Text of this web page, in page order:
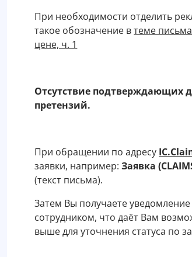
При необходимости отделить
такое обозначение втеме
цене, ч. 1
Отсутствие подтверждающих
претензий.
При обращении по адресу
заявки, например:Заявка
(текст письма).
Затем Вы получаете
сотрудником, что даёт Вам
выше для уточнения статуса по